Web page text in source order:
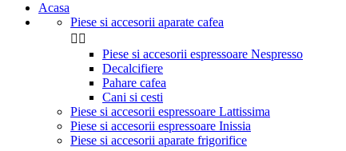
Acasa
Piese si accesorii aparate cafea
 
Piese si accesorii espressoare Nespresso
Decalcifiere
Pahare cafea
Cani si cesti
Piese si accesorii espressoare Lattissima
Piese si accesorii espressoare Inissia
Piese si accesorii aparate frigorifice